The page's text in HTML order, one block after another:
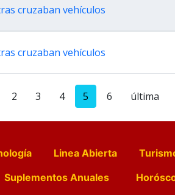
cruzaban vehículos
cruzaban vehículos
2 3 4 5 6 última
Linea Abierta
Suplementos Anuales